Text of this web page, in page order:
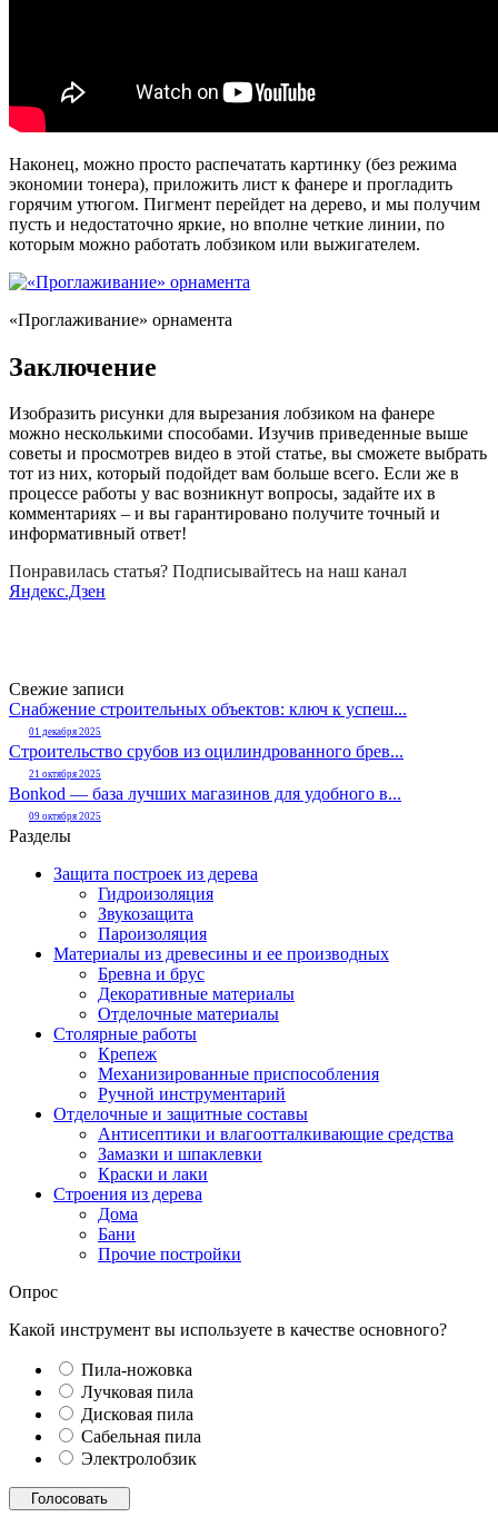
Наконец, можно просто распечатать картинку (без режима
экономии тонера), приложить лист к фанере и прогладить
горячим утюгом. Пигмент перейдет на дерево, и мы получим
пусть и недостаточно яркие, но вполне четкие линии, по
которым можно работать лобзиком или выжигателем.
«Проглаживание» орнамента
Заключение
Изобразить рисунки для вырезания лобзиком на фанере
можно несколькими способами. Изучив приведенные выше
советы и просмотрев видео в этой статье, вы сможете выбрать
тот из них, который подойдет вам больше всего. Если же в
процессе работы у вас возникнут вопросы, задайте их в
комментариях – и вы гарантировано получите точный и
информативный ответ!
Понравилась статья? Подписывайтесь на наш канал
Яндекс.Дзен
Свежие записи
Снабжение строительных объектов: ключ к успеш...
01 декабря 2025
Строительство срубов из оцилиндрованного брев...
21 октября 2025
Bonkod — база лучших магазинов для удобного в...
09 октября 2025
Разделы
Защита построек из дерева
Гидроизоляция
Звукозащита
Пароизоляция
Материалы из древесины и ее производных
Бревна и брус
Декоративные материалы
Отделочные материалы
Столярные работы
Крепеж
Механизированные приспособления
Ручной инструментарий
Отделочные и защитные составы
Антисептики и влагоотталкивающие средства
Замазки и шпаклевки
Краски и лаки
Строения из дерева
Дома
Бани
Прочие постройки
Опрос
Какой инструмент вы используете в качестве основного?
Пила-ножовка
Лучковая пила
Дисковая пила
Сабельная пила
Электролобзик